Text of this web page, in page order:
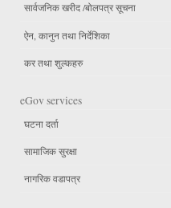
सार्वजनिक खरीद /बोलपत्र सूचना
ऐन, कानुन तथा निर्देशिका
कर तथा शुल्कहरु
eGov services
घटना दर्ता
सामाजिक सुरक्षा
नागरिक वडापत्र